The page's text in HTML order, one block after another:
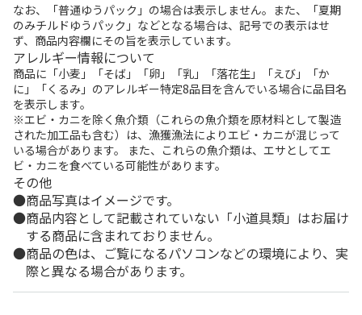
なお、「普通ゆうパック」の場合は表示しません。また、「夏期
のみチルドゆうパック」などとなる場合は、記号での表示はせ
ず、商品内容欄にその旨を表示しています。
アレルギー情報について
商品に「小麦」「そば」「卵」「乳」「落花生」「えび」「か
に」「くるみ」のアレルギー特定8品目を含んでいる場合に品目名
を表示します。
※エビ・カニを除く魚介類（これらの魚介類を原材料として製造
された加工品も含む）は、漁獲漁法によりエビ・カニが混じって
いる場合があります。 また、これらの魚介類は、エサとしてエ
ビ・カニを食べている可能性があります。
その他
商品写真はイメージです。
商品内容として記載されていない「小道具類」はお届け
する商品に含まれておりません。
商品の色は、ご覧になるパソコンなどの環境により、実
際と異なる場合があります。